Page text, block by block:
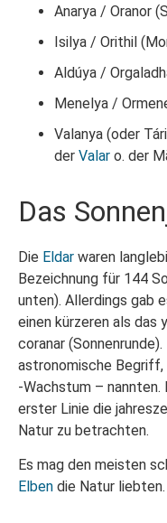
Anarya / Oranor
Isilya / Orithil
Aldúya /
Menelya /
Valanya (oder
der Valar o. der
Das
Die Eldar waren
Bezeichnung für 144
unten). Allerdings gab
einen kürzeren als das
coranar
astronomische
-Wachstum – nannten.
erster Linie die
Natur zu betrachten.
Es mag den meisten
Elben die Natur